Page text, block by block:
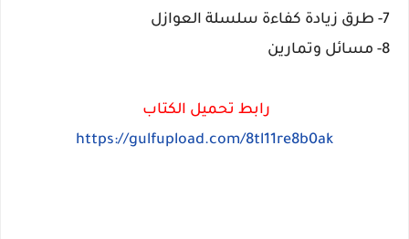
7- طرق زيادة كفاءة سلسلة العوازل
8- مسائل وتمارين
رابط تحميل الكتاب
https://gulfupload.com/8tl11re8b0ak